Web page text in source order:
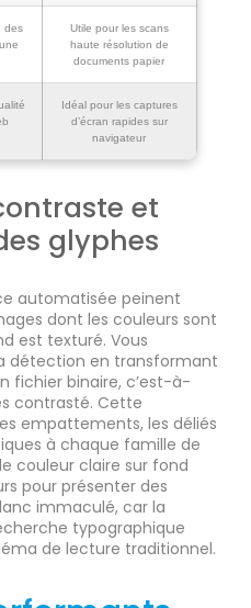
des
Utile pour les scans
haute résolution de
documents papier
Idéal pour les captures
d’écran rapides sur
navigateur
et
glyphes
automatisée peinent
dont les couleurs sont
est texturé. Vous
détection en transformant
fichier binaire, c’est-à-
contrasté. Cette
empattements, les déliés
à chaque famille de
couleur claire sur fond
pour présenter des
immaculé, car la
typographique
de lecture traditionnel.